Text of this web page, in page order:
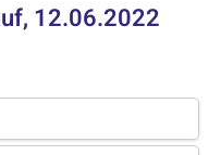
12.06.2022